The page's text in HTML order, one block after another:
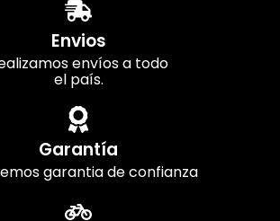
Envios
envíos a todo
el país.
Garantía
garantia de confianza